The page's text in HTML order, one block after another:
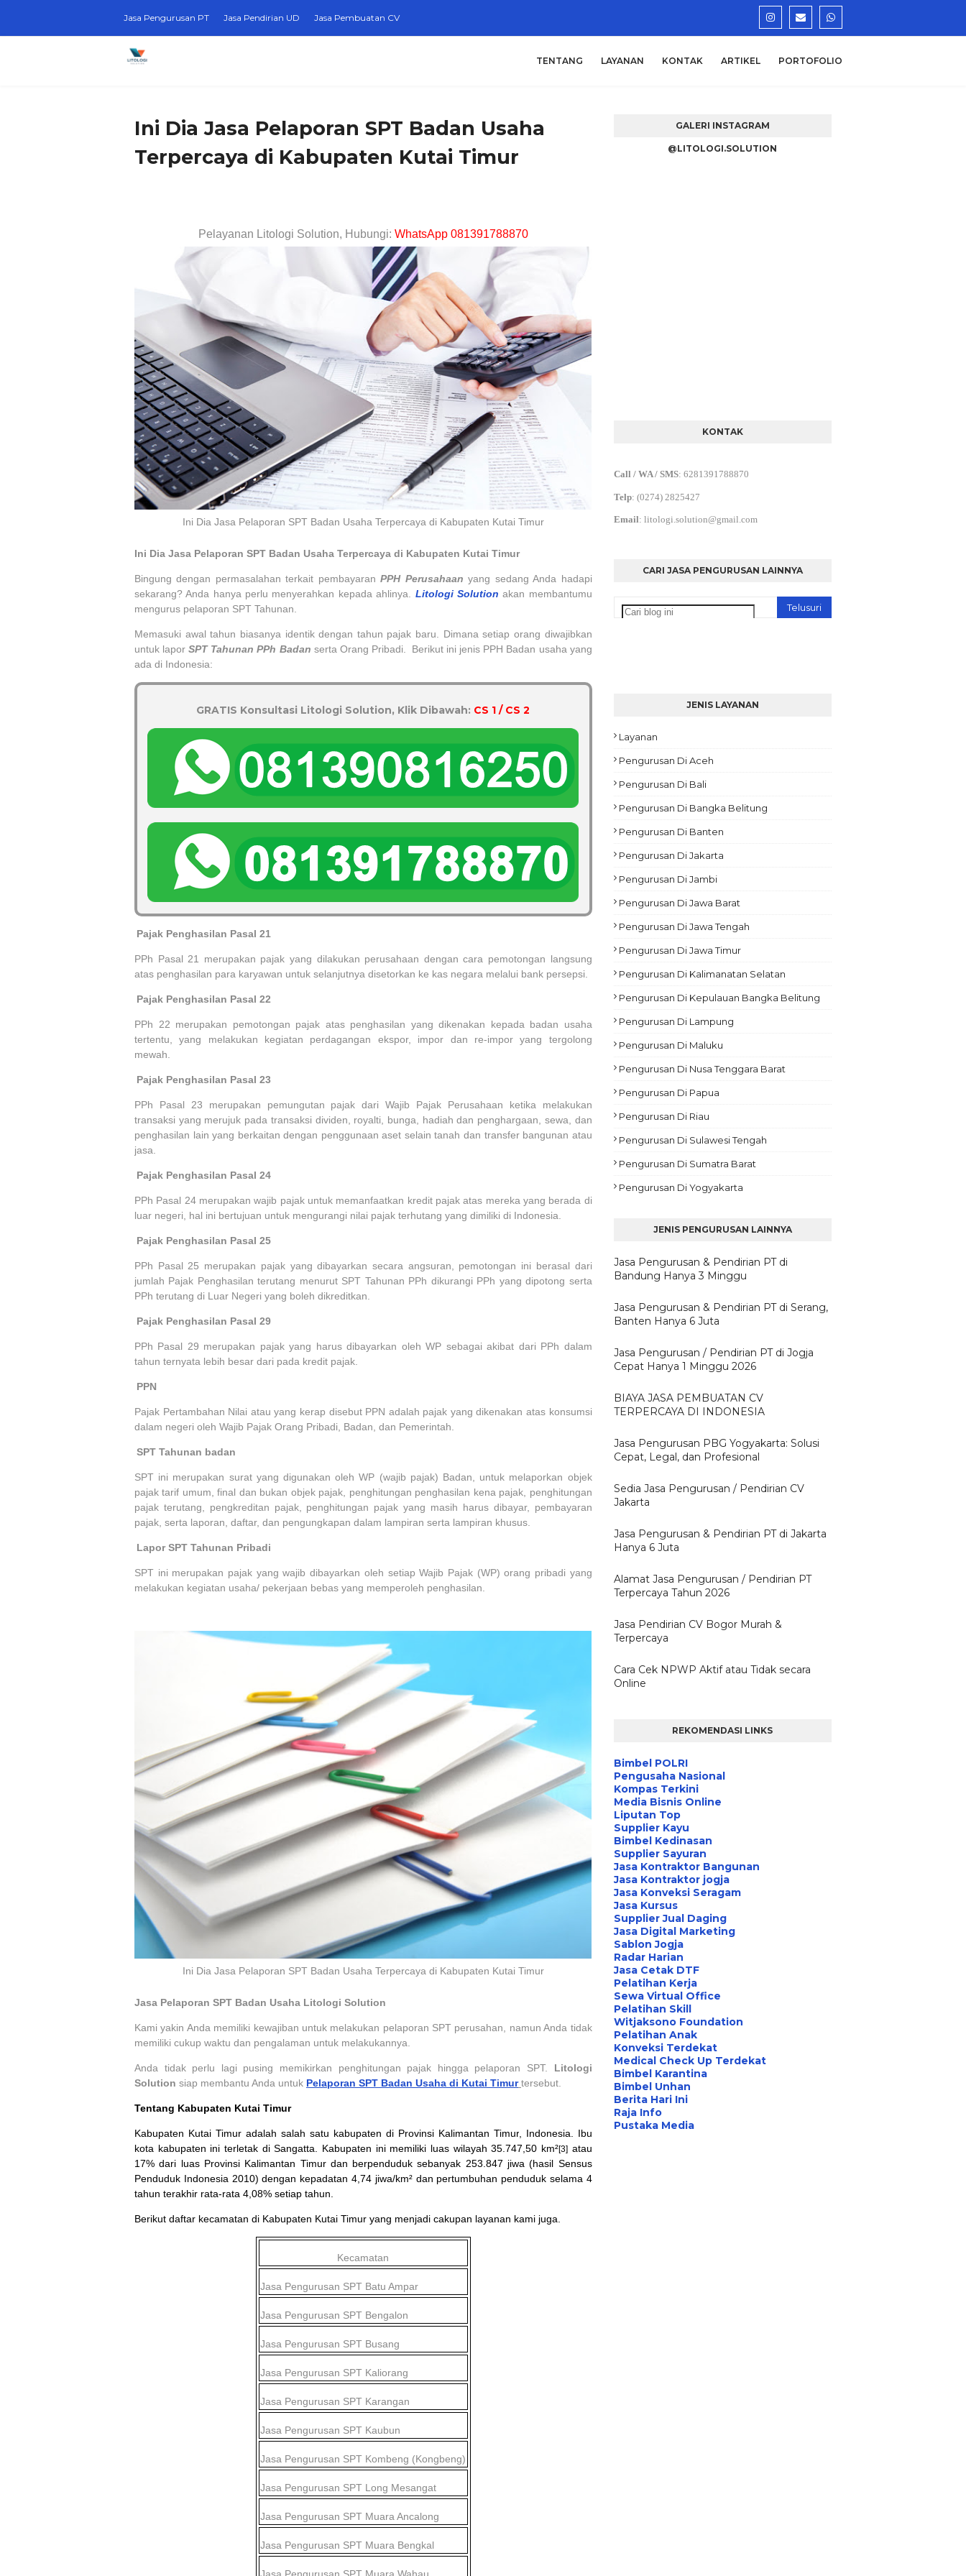
Jasa Pengurusan PT Jasa Pendirian UD Jasa Pembuatan CV
TENTANG LAYANAN KONTAK ARTIKEL PORTOFOLIO
Ini Dia Jasa Pelaporan SPT Badan Usaha
Terpercaya di Kabupaten Kutai Timur
Pelayanan Litologi Solution, Hubungi: WhatsApp 081391788870
Ini Dia Jasa Pelaporan SPT Badan Usaha Terpercaya di Kabupaten Kutai Timur
Ini Dia Jasa Pelaporan SPT Badan Usaha Terpercaya di Kabupaten Kutai Timur
Bingung dengan permasalahan terkait pembayaranPPH Perusahaan yang sedang Anda hadapi
sekarang? Anda hanya perlu menyerahkan kepada ahlinya. Litologi Solution akan membantumu
mengurus pelaporan SPT Tahunan.
Memasuki awal tahun biasanya identik dengan tahun pajak baru. Dimana setiap orang diwajibkan
untuk laporSPT Tahunan PPh Badan serta Orang Pribadi.
Berikut ini jenis PPH Badan usaha yang
ada di Indonesia:
GRATIS Konsultasi Litologi Solution, Klik Dibawah: CS 1 / CS 2
Pajak Penghasilan Pasal 21
PPh Pasal 21 merupakan pajak yang dilakukan perusahaan dengan cara pemotongan langsung
atas penghasilan para karyawan untuk selanjutnya disetorkan ke kas negara melalui bank persepsi.
Pajak Penghasilan Pasal 22
PPh 22 merupakan pemotongan pajak atas penghasilan yang dikenakan kepada badan usaha
tertentu, yang melakukan kegiatan perdagangan ekspor, impor dan re-impor yang tergolong
mewah.
Pajak Penghasilan Pasal 23
PPh Pasal 23 merupakan pemungutan pajak dari Wajib Pajak Perusahaan ketika melakukan
transaksi yang merujuk pada transaksi dividen, royalti, bunga, hadiah dan penghargaan, sewa, dan
penghasilan lain yang berkaitan dengan penggunaan aset selain tanah dan transfer bangunan atau
jasa.
Pajak Penghasilan Pasal 24
PPh Pasal 24 merupakan wajib pajak untuk memanfaatkan kredit pajak atas mereka yang berada di
luar negeri, hal ini bertujuan untuk mengurangi nilai pajak terhutang yang dimiliki di Indonesia.
Pajak Penghasilan Pasal 25
PPh Pasal 25 merupakan pajak yang dibayarkan secara angsuran, pemotongan ini berasal dari
jumlah Pajak Penghasilan terutang menurut SPT Tahunan PPh dikurangi PPh yang dipotong serta
PPh terutang di Luar Negeri yang boleh dikreditkan.
Pajak Penghasilan Pasal 29
PPh Pasal 29 merupakan pajak yang harus dibayarkan oleh WP sebagai akibat dari PPh dalam
tahun ternyata lebih besar dari pada kredit pajak.
PPN
Pajak Pertambahan Nilai atau yang kerap disebut PPN adalah pajak yang dikenakan atas konsumsi
dalam negeri oleh Wajib Pajak Orang Pribadi, Badan, dan Pemerintah.
SPT Tahunan badan
SPT ini merupakan surat yang digunakan oleh WP (wajib pajak) Badan, untuk melaporkan objek
pajak tarif umum, final dan bukan objek pajak, penghitungan penghasilan kena pajak, penghitungan
pajak terutang, pengkreditan pajak, penghitungan pajak yang masih harus dibayar, pembayaran
pajak, serta laporan, daftar, dan pengungkapan dalam lampiran serta lampiran khusus.
Lapor SPT Tahunan Pribadi
SPT ini merupakan pajak yang wajib dibayarkan oleh setiap Wajib Pajak (WP) orang pribadi yang
melakukan kegiatan usaha/ pekerjaan bebas yang memperoleh penghasilan.
Ini Dia Jasa Pelaporan SPT Badan Usaha Terpercaya di Kabupaten Kutai Timur
Jasa Pelaporan SPT Badan Usaha Litologi Solution
Kami yakin Anda memiliki kewajiban untuk melakukan pelaporan SPT perusahan, namun Anda tidak
memiliki cukup waktu dan pengalaman untuk melakukannya.
Anda tidak perlu lagi pusing memikirkan penghitungan pajak hingga pelaporan SPT. Litologi
Solution siap membantu Anda untuk Pelaporan SPT Badan Usaha di Kutai Timur tersebut.
Tentang Kabupaten Kutai Timur
Kabupaten Kutai Timuradalah salah satu kabupaten di Provinsi Kalimantan Timur, Indonesia . Ibu
kota kabupaten ini terletak diSangatta . Kabupaten ini memiliki luas wilayah 35.747,50 km²[3] atau
17% dari luas Provinsi Kalimantan Timurdan berpenduduk sebanyak 253.847 jiwa (hasil Sensus
Penduduk Indonesia 2010) dengan kepadatan 4,74 jiwa/km² dan pertumbuhan penduduk selama 4
tahun terakhir rata-rata 4,08% setiap tahun.
Berikut daftar kecamatan di Kabupaten Kutai Timur yang menjadi cakupan layanan kami juga.
Kecamatan
Jasa Pengurusan SPT Batu Ampar
Jasa Pengurusan SPT Bengalon
Jasa Pengurusan SPT Busang
Jasa Pengurusan SPT Kaliorang
Jasa Pengurusan SPT Karangan
Jasa Pengurusan SPT Kaubun
Jasa Pengurusan SPT Kombeng (Kongbeng)
Jasa Pengurusan SPT Long Mesangat
Jasa Pengurusan SPT Muara Ancalong
Jasa Pengurusan SPT Muara Bengkal
GALERI INSTAGRAM
@LITOLOGI.SOLUTION
KONTAK
Call / WA / SMS: 6281391788870
Telp: (0274) 2825427
Email: litologi.solution@gmail.com
CARI JASA PENGURUSAN LAINNYA
JENIS LAYANAN
Layanan
Pengurusan Di Aceh
Pengurusan Di Bali
Pengurusan Di Bangka Belitung
Pengurusan Di Banten
Pengurusan Di Jakarta
Pengurusan Di Jambi
Pengurusan Di Jawa Barat
Pengurusan Di Jawa Tengah
Pengurusan Di Jawa Timur
Pengurusan Di Kalimanatan Selatan
Pengurusan Di Kepulauan Bangka Belitung
Pengurusan Di Lampung
Pengurusan Di Maluku
Pengurusan Di Nusa Tenggara Barat
Pengurusan Di Papua
Pengurusan Di Riau
Pengurusan Di Sulawesi Tengah
Pengurusan Di Sumatra Barat
Pengurusan Di Yogyakarta
JENIS PENGURUSAN LAINNYA
Jasa Pengurusan & Pendirian PT di
Bandung Hanya 3 Minggu
Jasa Pengurusan & Pendirian PT di Serang,
Banten Hanya 6 Juta
Jasa Pengurusan / Pendirian PT di Jogja
Cepat Hanya 1 Minggu 2026
BIAYA JASA PEMBUATAN CV
TERPERCAYA DI INDONESIA
Jasa Pengurusan PBG Yogyakarta: Solusi
Cepat, Legal, dan Profesional
Sedia Jasa Pengurusan / Pendirian CV
Jakarta
Jasa Pengurusan & Pendirian PT di Jakarta
Hanya 6 Juta
Alamat Jasa Pengurusan / Pendirian PT
Terpercaya Tahun 2026
Jasa Pendirian CV Bogor Murah &
Terpercaya
Cara Cek NPWP Aktif atau Tidak secara
Online
REKOMENDASI LINKS
Bimbel POLRI
Pengusaha Nasional
Kompas Terkini
Media Bisnis Online
Liputan Top
Supplier Kayu
Bimbel Kedinasan
Supplier Sayuran
Jasa Kontraktor Bangunan
Jasa Kontraktor jogja
Jasa Konveksi Seragam
Jasa Kursus
Supplier Jual Daging
Jasa Digital Marketing
Sablon Jogja
Radar Harian
Jasa Cetak DTF
Pelatihan Kerja
Sewa Virtual Office
Pelatihan Skill
Witjaksono Foundation
Pelatihan Anak
Konveksi Terdekat
Medical Check Up Terdekat
Bimbel Karantina
Bimbel Unhan
Berita Hari Ini
Raja Info
Pustaka Media